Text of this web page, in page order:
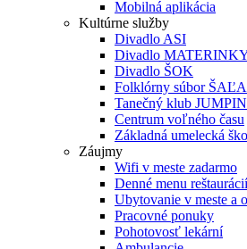
Mobilná aplikácia
Kultúrne služby
Divadlo ASI
Divadlo
Divadlo ŠOK
Folklórny súbor
Tanečný klub
Centrum voľného času
Základná umelecká
Záujmy
Wifi v meste zadarmo
Denné menu reštaurácií
Ubytovanie v meste a
Pracovné ponuky
Pohotovosť lekární